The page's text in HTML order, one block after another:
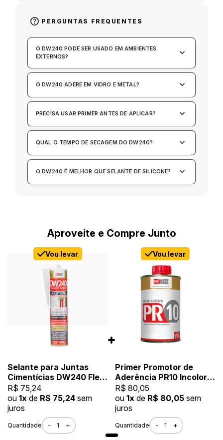
help PERGUNTAS FREQUENTES
O DW240 PODE SER USADO EM AMBIENTES
EXTERNOS?
keyboard_arrow_down
O DW240 ADERE EM VIDRO E METAL? keyboard_arrow_down
PRECISA USAR PRIMER ANTES DE APLICAR? keyboard_arrow_down
QUAL O TEMPO DE SECAGEM DO DW240? keyboard_arrow_down
O DW240 É MELHOR QUE SELANTE DE SILICONE? keyboard_arrow_down
Aproveite e Compre Junto
Vou levar
Selante para Juntas
Cimentícias DW240 Flex
400g Branco
R$ 75,24
ou 1x de R$ 75,24 sem
juros
Quantidade - +
Vou levar
Primer Promotor de
Aderência PR10 Incolor
150ML
R$ 80,05
ou 1x de R$ 80,05 sem
juros
Quantidade - +